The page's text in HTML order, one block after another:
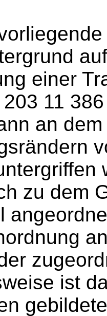
einer
203 11
an
zu dem
ist